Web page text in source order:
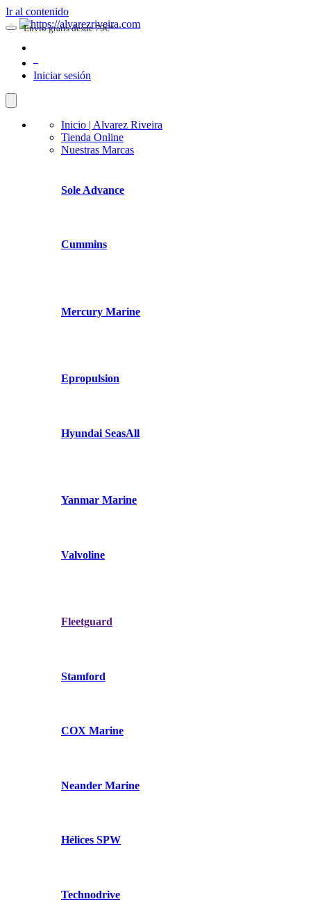
Ir al contenido
Iniciar sesión
Inicio | Alvarez Riveira
Tienda Online
Nuestras Marcas
Sole Advance
Cummins
Mercury Marine
Epropulsion
Hyundai SeasAll
Yanmar Marine
Valvoline
Fleetguard
Stamford
COX Marine
Neander Marine
Hélices SPW
Technodrive
Envio gratis desde 79€*